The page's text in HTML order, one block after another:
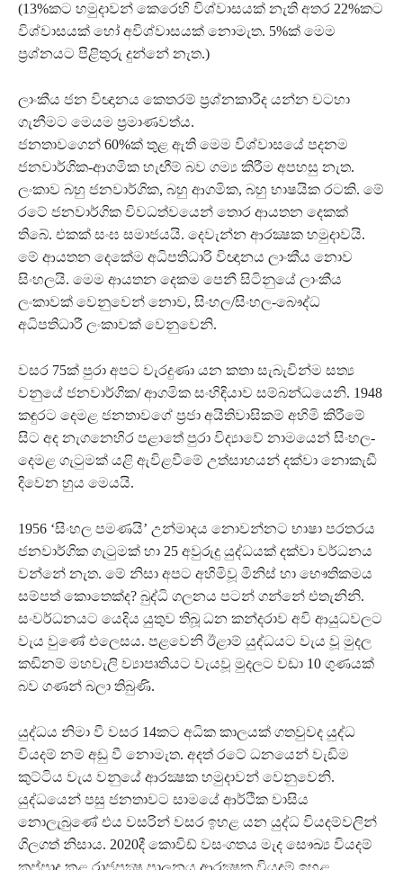
(13%කට හමුදාවන් කෙරෙහි විශ්වාසයක් නැති අතර 22%කට
විශ්වාසයක් හෝ අවිශ්වාසයක් නොමැත. 5%ක් මෙම
ප්‍රශ්නයට පිළිතුරු දුන්නේ නැත.)
ලාංකීය ජන විඥානය කෙතරම් ප්‍රශ්නකාරීද යන්න වටහා
ගැනීමට මෙයම ප්‍රමාණවත්ය.
ජනතාවගෙන් 60%ක් තුළ ඇති මෙම විශ්වාසයේ පදනම
ජනවාර්ගික-ආගමික හැඟීම් බව ගම්‍ය කිරීම අපහසු නැත.
ලංකාව බහු ජනවාර්ගික, බහු ආගමික, බහු භාෂයික රටකි. මේ
රටේ ජනවාර්ගික විවධත්වයෙන් තොර ආයතන දෙකක්
තිබේ. එකක් සංඝ සමාජයයි. දෙවැන්න ආරක්‍ෂක හමුදාවයි.
මේ ආයතන දෙකේම අධිපතිධාරි විඥානය ලාංකීය නොව
සිංහලයි. මෙම ආයතන දෙකම පෙනී සිටිනුයේ ලාංකීය
ලංකාවක් වෙනුවෙන් නොව, සිංහල/සිංහල-බෞද්ධ
අධිපතිධාරී ලංකාවක් වෙනුවෙනි.
වසර 75ක් පුරා අපට වැරදුණා යන කතා සැබැවින්ම සත්‍ය
වනුයේ ජනවාර්ගික/ ආගමික සංහිඳියාව සම්බන්ධයෙනි. 1948
කඳුරට දෙමළ ජනතාවගේ ප්‍රජා අයිතිවාසිකම් අහිමි කිරීමේ
සිට අද නැගනෙහිර පළාතේ පුරා විද්‍යාවේ නාමයෙන් සිංහල-
දෙමළ ගැටුමක් යළි ඇවිළවීමේ උත්සාහයන් දක්වා නොකැඩී
දිවෙන හුය මෙයයි.
1956 ‘සිංහල පමණයි’ උන්මාදය නොවන්නට භාෂා පරතරය
ජනවාර්ගික ගැටුමක් හා 25 අවුරුදු යුද්ධයක් දක්වා වර්ධනය
වන්නේ නැත. මේ නිසා අපට අහිමිවූ මිනිස් හා භෞතිකමය
සම්පත් කොතෙක්ද? බුද්ධි ගලනය පටන් ගන්නේ එතැනිනි.
සංවර්ධනයට යෙදිය යුතුව තිබූ ධන කන්දරාව අවි ආයුධවලට
වැය වුණේ එලෙසය. පළවෙනි ඊළාම් යුද්ධයට වැය වූ මුදල
කඩිනම් මහවැලි ව්‍යාපෘතියට වැයවූ මුදලට වඩා 10 ගුණයක්
බව ගණන් බලා තිබුණි.
යුද්ධය නිමා වී වසර 14කට අධික කාලයක් ගතවුවද යුද්ධ
වියදම් නම් අඩු වී නොමැත. අදත් රටේ ධනයෙන් වැඩිම
කුට්ටිය වැය වනුයේ ආරක්‍ෂක හමුදාවන් වෙනුවෙනි.
යුද්ධයෙන් පසු ජනතාවට සාමයේ ආර්ථික වාසිය
නොලැබුණේ එය වසරින් වසර ඉහළ යන යුද්ධ වියදම්වලින්
ගිලගත් නිසාය. 2020දී කොවිඩ් වසංගතය මැද සෞඛ්‍ය වියදම්